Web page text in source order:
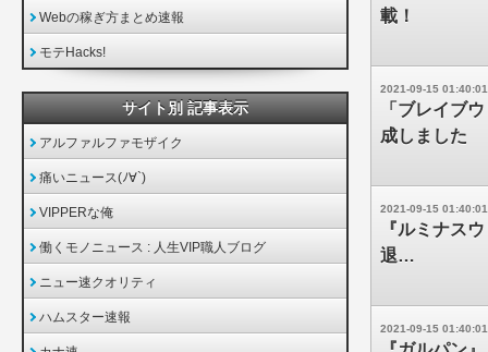
載！
2021-09-15 01:40:01
「ブレイブ
成しました
2021-09-15 01:40:01
『ルミナス
退…
2021-09-15 01:40:01
Webの稼ぎ方まとめ速報
モテHacks!
サイト別 記事表示
アルファルファモザイク
痛いニュース(ﾉ∀`)
VIPPERな俺
働くモノニュース : 人生VIP職人ブログ
ニュー速クオリティ
ハムスター速報